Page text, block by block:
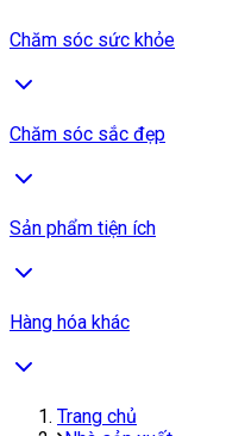
Chăm sóc sức khỏe
Chăm sóc sắc đẹp
Sản phẩm tiện ích
Hàng hóa khác
Trang chủ